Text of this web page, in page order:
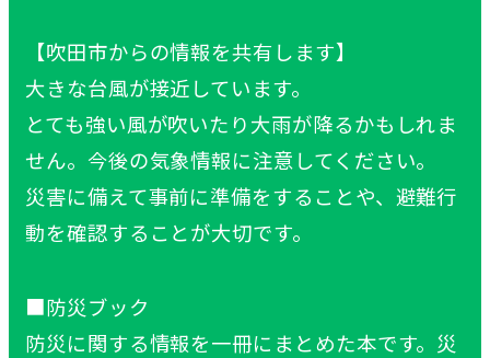
【吹田市からの情報を共有します】
大きな台風が接近しています。
とても強い風が吹いたり大雨が降るかもしれま
せん。今後の気象情報に注意してください。
災害に備えて事前に準備をすることや、避難行
動を確認することが大切です。
■防災ブック
防災に関する情報を一冊にまとめた本です。災